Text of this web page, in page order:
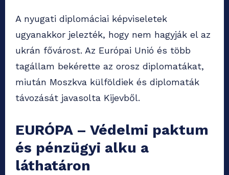
A nyugati diplomáciai képviseletek
ugyanakkor jelezték, hogy nem hagyják el az
ukrán fővárost. Az Európai Unió és több
tagállam bekérette az orosz diplomatákat,
miután Moszkva külföldiek és diplomaták
távozását javasolta Kijevből.
EURÓPA – Védelmi paktum
és pénzügyi alku a
láthatáron